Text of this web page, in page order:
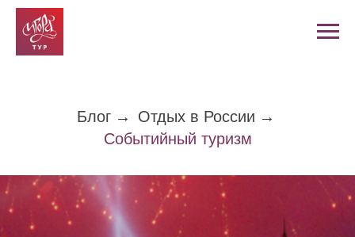
Блог → Отдых в России →
Событийный туризм